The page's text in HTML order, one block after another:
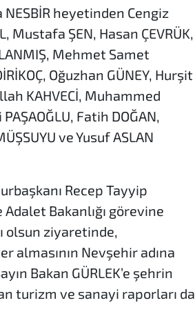
heyetinden Cengiz
Mustafa ŞEN, Hasan ÇEVRÜK,
Mehmet Samet
Oğuzhan GÜNEY, Hurşit
KAHVECİ, Muhammed
Fatih DOĞAN,
ve Yusuf ASLAN
Recep Tayyip
Bakanlığı görevine
olsun ziyaretinde,
almasının Nevşehir adına
Bakan GÜRLEK’e şehrin
turizm ve sanayi raporları da